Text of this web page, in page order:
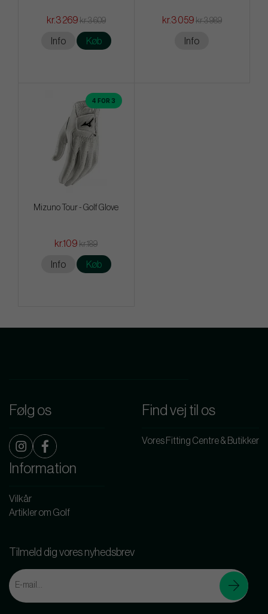
kr.3 269 kr.3 609
Info Køb
kr.3 059 kr.3 989
Info
4 FOR 3
Mizuno Tour - Golf Glove
kr.109 kr.189
Info Køb
Følg os Find vej til os
Vores Fitting Centre & Butikker
Information
Vilkår
Artikler om Golf
Tilmeld dig vores nyhedsbrev